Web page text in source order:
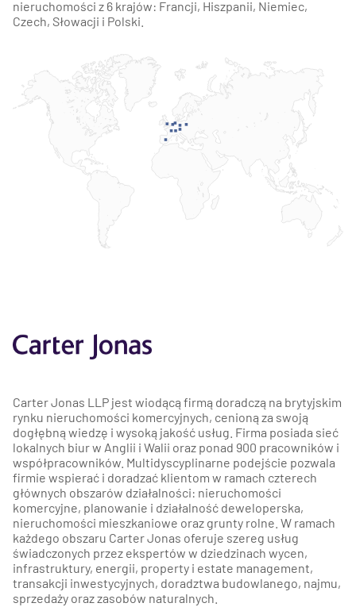
nieruchomości z 6 krajów: Francji, Hiszpanii, Niemiec,
Czech, Słowacji i Polski.
Carter Jonas LLP jest wiodącą firmą doradczą na brytyjskim
rynku nieruchomości komercyjnych, cenioną za swoją
dogłębną wiedzę i wysoką jakość usług. Firma posiada sieć
lokalnych biur w Anglii i Walii oraz ponad 900 pracowników i
współpracowników. Multidyscyplinarne podejście pozwala
firmie wspierać i doradzać klientom w ramach czterech
głównych obszarów działalności: nieruchomości
komercyjne, planowanie i działalność deweloperska,
nieruchomości mieszkaniowe oraz grunty rolne. W ramach
każdego obszaru Carter Jonas oferuje szereg usług
świadczonych przez ekspertów w dziedzinach wycen,
infrastruktury, energii, property i estate management,
transakcji inwestycyjnych, doradztwa budowlanego, najmu,
sprzedaży oraz zasobów naturalnych.